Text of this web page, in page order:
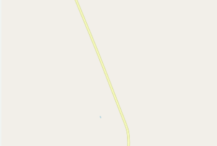
Водонапорная башня (3)
Гостиница (1)
Магазин (54)
Обслуживаемый пляж (1)
Полицейский участок (2)
Исторические объекты